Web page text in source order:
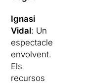
Ignasi
Vidal: Un
espectacle
envolvent.
Els
recursos